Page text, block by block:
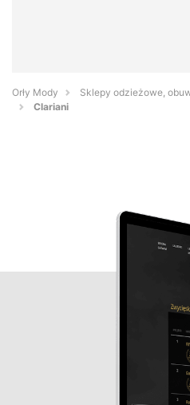
Orły Mody
Sklepy odzieżowe,
Clariani